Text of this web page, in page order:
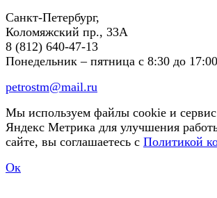
Санкт-Петербург,
Коломяжский пр., 33А
8 (812) 640-47-13
Понедельник – пятница с 8:30 до 17:00
petrostm@mail.ru
Мы используем файлы cookie и сервис
Яндекс Метрика для улучшения
сайте, вы соглашаетесь с Политикой
Ок